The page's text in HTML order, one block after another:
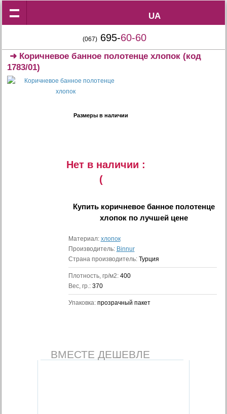
UA
UA
(067) 695-60-60
➜ Коричневое банное полотенце хлопок (код
1783/01)
Размеры в наличии
Нет в наличии :
(
Купить коричневое банное полотенце
хлопокпо лучшей цене
Материал: хлопок
Производитель: Binnur
Страна производитель: Турция
Плотность, гр/м2: 400
Вес, гр.: 370
Упаковка: прозрачный пакет
ВМЕСТЕ ДЕШЕВЛЕ